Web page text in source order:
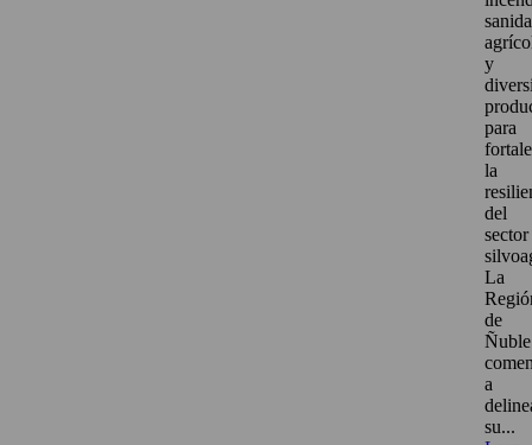
y
para
la
del
sector
La
de
Ñuble
a
su...